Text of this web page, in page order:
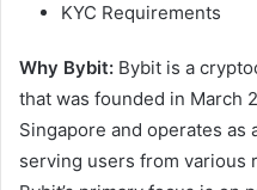
KYC Requirements
Why Bybit: Bybit is a
that was founded in March
Singapore and operates as
serving users from various